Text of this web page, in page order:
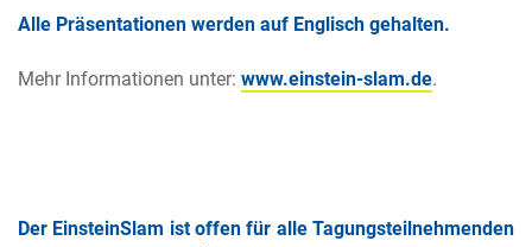
Alle Präsentationen werden auf Englisch gehalten.
Mehr Informationen unter: www.einstein-slam.de.
Der EinsteinSlam ist offen für alle Tagungsteilnehmenden